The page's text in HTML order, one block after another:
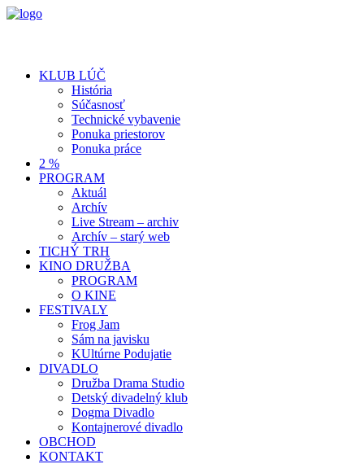
KLUB LÚČ
História
Súčasnosť
Technické vybavenie
Ponuka priestorov
Ponuka práce
2 %
PROGRAM
Aktuál
Archív
Live Stream – archiv
Archív – starý web
TICHÝ TRH
KINO DRUŽBA
PROGRAM
O KINE
FESTIVALY
Frog Jam
Sám na javisku
KUltúrne Podujatie
DIVADLO
Družba Drama Studio
Detský divadelný klub
Dogma Divadlo
Kontajnerové divadlo
OBCHOD
KONTAKT